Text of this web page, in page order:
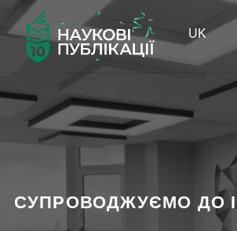
UK
СУПРОВОДЖУЄМО ДО